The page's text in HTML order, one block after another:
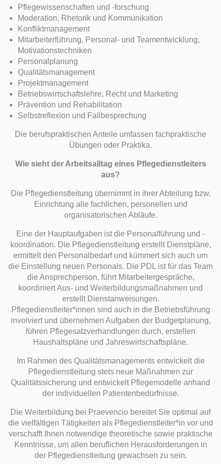
Pflegewissenschaften und -forschung
Moderation, Rhetorik und Kommunikation
Konfliktmanagement
Mitarbeiterführung, Personal- und Teamentwicklung,
Motivationstechniken
Personalplanung
Qualitätsmanagement
Projektmanagement
Betriebswirtschaftslehre, Recht und Marketing
Prävention und Rehabilitation
Selbstreflexion und Fallbesprechung
Die berufspraktischen Anteile umfassen fachpraktische
Übungen oder Praktika.
Wie sieht der Arbeitsalltag eines Pflegedienstleiters
aus?
Die Pflegedienstleitung übernimmt in ihrer Abteilung bzw.
Einrichtung alle fachlichen, personellen und
organisatorischen Abläufe.
Eine der Hauptaufgaben ist die Personalführung und -
koordination. Die Pflegedienstleitung erstellt Dienstpläne,
ermittelt den Personalbedarf und kümmert sich auch um
die Einstellung neuen Personals. Die PDL ist für das Team
die Ansprechperson, führt Mitarbeitergespräche,
koordiniert Aus- und Weiterbildungsmaßnahmen und
erstellt Dienstanweisungen.
Pflegedienstleiter*innen sind auch in die Betriebsführung
involviert und übernehmen Aufgaben der Budgetplanung,
führen Pflegesatzverhandlungen durch, erstellen
Haushaltspläne und Jahreswirtschaftspläne.
Im Rahmen des Qualitätsmanagements entwickelt die
Pflegedienstleitung stets neue Maßnahmen zur
Qualitätssicherung und entwickelt Pflegemodelle anhand
der individuellen Patientenbedürfnisse.
Die Weiterbildung bei Praevencio bereitet Sie optimal auf
die vielfältigen Tätigkeiten als Pflegedienstleiter*in vor und
verschafft Ihnen notwendige theoretische sowie praktische
Kenntnisse, um allen beruflichen Herausforderungen in
der Pflegedienstleitung gewachsen zu sein.